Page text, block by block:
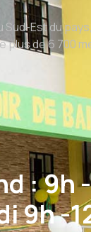
Sud-Est du
de 6 700
: 9h
9h -